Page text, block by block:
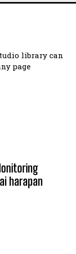
library can
page
harapan